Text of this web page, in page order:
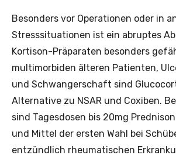
Besonders vor Operationen oder in
Stresssituationen ist ein abruptes
Kortison-Präparaten besonders
multimorbiden älteren Patienten,
und Schwangerschaft sind
Alternative zu NSAR und Coxiben.
sind Tagesdosen bis 20mg
und Mittel der ersten Wahl bei
entzündlich rheumatischen